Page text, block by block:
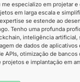
me especializo em projetar e
em larga escala e
se estende ao
Tenho uma profunda
inteligência artificial,
de dados de aplicativos
APIs, otimização de bancos
e implantação em